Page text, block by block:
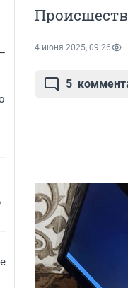
4 июня 2025, 09:26
5